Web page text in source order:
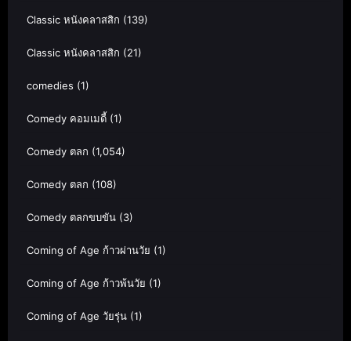
Classic หนังคลาสสิก (139)
Classic หนังคลาสสิก (21)
comedies (1)
Comedy คอมเมดี้ (1)
Comedy ตลก (1,054)
Comedy ตลก (108)
Comedy ตลกขบขัน (3)
Coming of Age ก้าวผ่านวัย (1)
Coming of Age ก้าวพ้นวัย (1)
Coming of Age วัยรุ่น (1)